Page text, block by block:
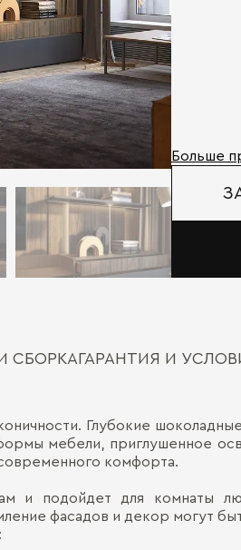
Больше
СБОРКАГАРАНТИЯ И
Глубокие
мебели, приглушенное
комфорта.
и подойдет для комнаты
фасадов и декор могут